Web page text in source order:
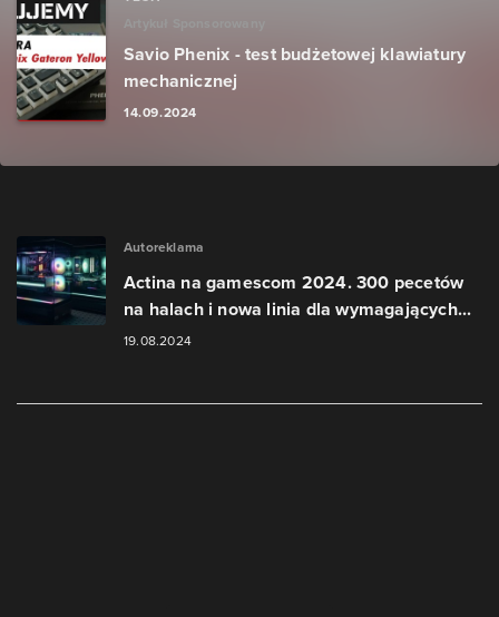
Savio Phenix - test budżetowej klawiatury
mechanicznej
14.09.2024
Autoreklama
Actina na gamescom 2024. 300 pecetów
na halach i nowa linia dla wymagających...
19.08.2024